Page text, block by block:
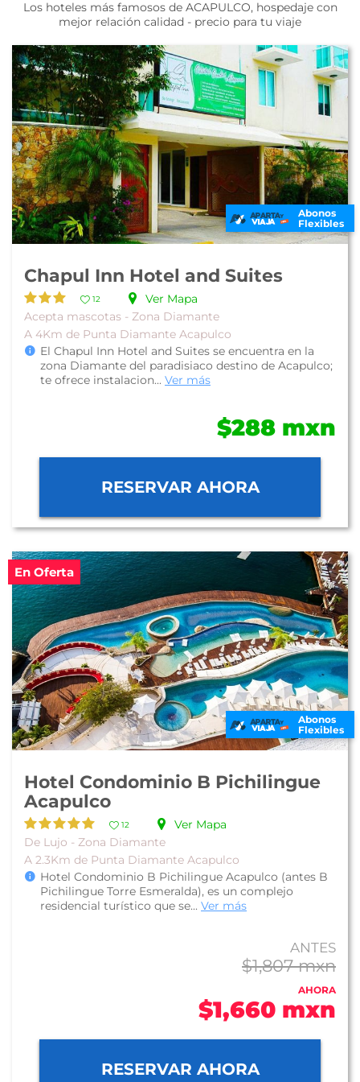
Los hoteles más famosos de ACAPULCO, hospedaje con
mejor relación calidad - precio para tu viaje
Abonos
Flexibles
Chapul Inn Hotel and Suites
12
Ver Mapa
Acepta mascotas - Zona Diamante
A 4Km de Punta Diamante Acapulco
El Chapul Inn Hotel and Suites se encuentra en la
zona Diamante del paradisiaco destino de Acapulco;
te ofrece instalacion... Ver más
$288 mxn
RESERVAR AHORA
En Oferta
Abonos
Flexibles
Hotel Condominio B Pichilingue
Acapulco
12
Ver Mapa
De Lujo - Zona Diamante
A 2.3Km de Punta Diamante Acapulco
Hotel Condominio B Pichilingue Acapulco (antes B
Pichilingue Torre Esmeralda), es un complejo
residencial turístico que se... Ver más
ANTES
$1,807 mxn
AHORA
$1,660 mxn
RESERVAR AHORA